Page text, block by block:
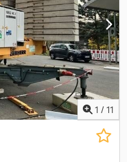
1 / 11